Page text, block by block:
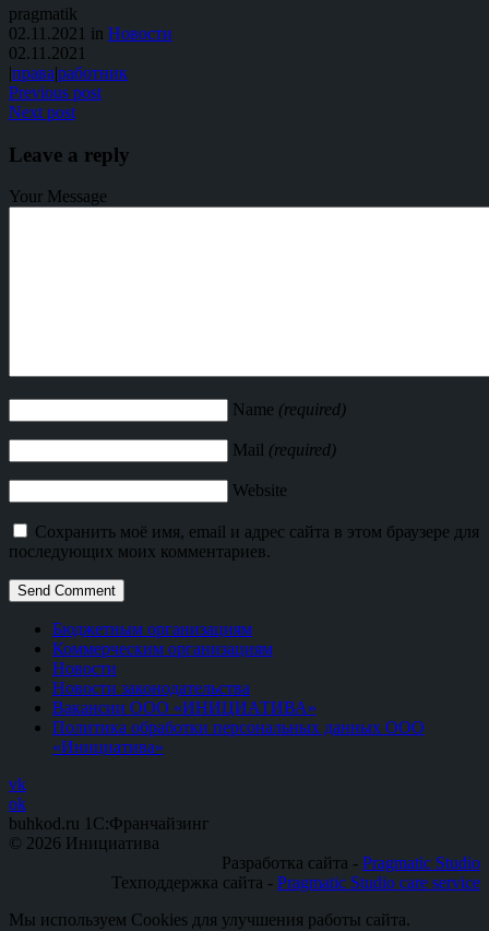
pragmatik
02.11.2021 in Новости
02.11.2021
|права|работник
Previous post
Next post
Leave a reply
Your Message
Name (required)
Mail (required)
Website
Сохранить моё имя, email и адрес сайта в этом браузере для
последующих моих комментариев.
Бюджетным организациям
Коммерческим организациям
Новости
Новости законодательства
Вакансии ООО «ИНИЦИАТИВА»
Политика обработки персональных данных ООО
«Инициатива»
vk
ok
buhkod.ru 1C:Франчайзинг
© 2026 Инициатива
Разработка сайта - Pragmatic Studio
Техподдержка сайта - Pragmatic Studio care service
Мы используем Cookies для улучшения работы сайта.